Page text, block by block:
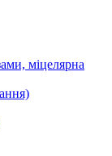
міцелярна